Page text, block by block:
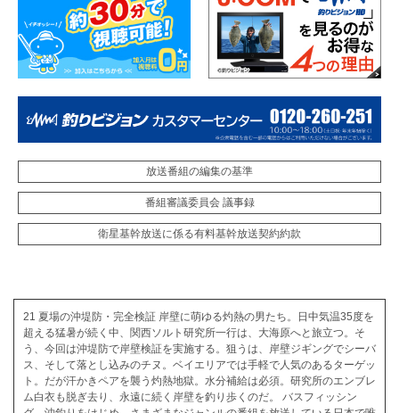
放送番組の編集の基準
番組審議委員会 議事録
衛星基幹放送に係る有料基幹放送契約約款
21 夏場の沖堤防・完全検証 岸壁に萌ゆる灼熱の男たち。日中気温35度を
超える猛暑が続く中、関西ソルト研究所一行は、大海原へと旅立つ。そ
う、今回は沖堤防で岸壁検証を実施する。狙うは、岸壁ジギングでシーバ
ス、そして落とし込みのチヌ。ベイエリアでは手軽で人気のあるターゲッ
ト。だが汗かきペアを襲う灼熱地獄。水分補給は必須。研究所のエンブレ
ム白衣も脱ぎ去り、永遠に続く岸壁を釣り歩くのだ。 バスフィッシン